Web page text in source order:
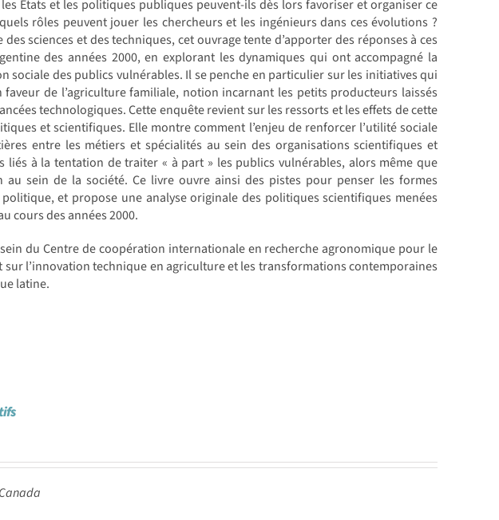
États et les politiques publiques peuvent-ils dès lors favoriser et organiser ce
rôles peuvent jouer les chercheurs et les ingénieurs dans ces évolutions ?
sciences et des techniques, cet ouvrage tente d’apporter des réponses à ces
des années 2000, en explorant les dynamiques qui ont accompagné la
sociale des publics vulnérables. Il se penche en particulier sur les initiatives qui
de l’agriculture familiale, notion incarnant les petits producteurs laissés
technologiques. Cette enquête revient sur les ressorts et les effets de cette
et scientifiques. Elle montre comment l’enjeu de renforcer l’utilité sociale
entre les métiers et spécialités au sein des organisations scientifiques et
liés à la tentation de traiter « à part » les publics vulnérables, alors même que
sein de la société. Ce livre ouvre ainsi des pistes pour penser les formes
et propose une analyse originale des politiques scientifiques menées
cours des années 2000.
du Centre de coopération internationale en recherche agronomique pour le
sur l’innovation technique en agriculture et les transformations contemporaines
latine.